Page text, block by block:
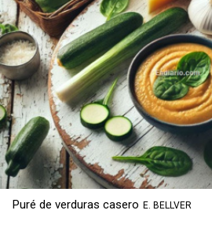
Copiar
Puré de verduras casero E. BELLVER